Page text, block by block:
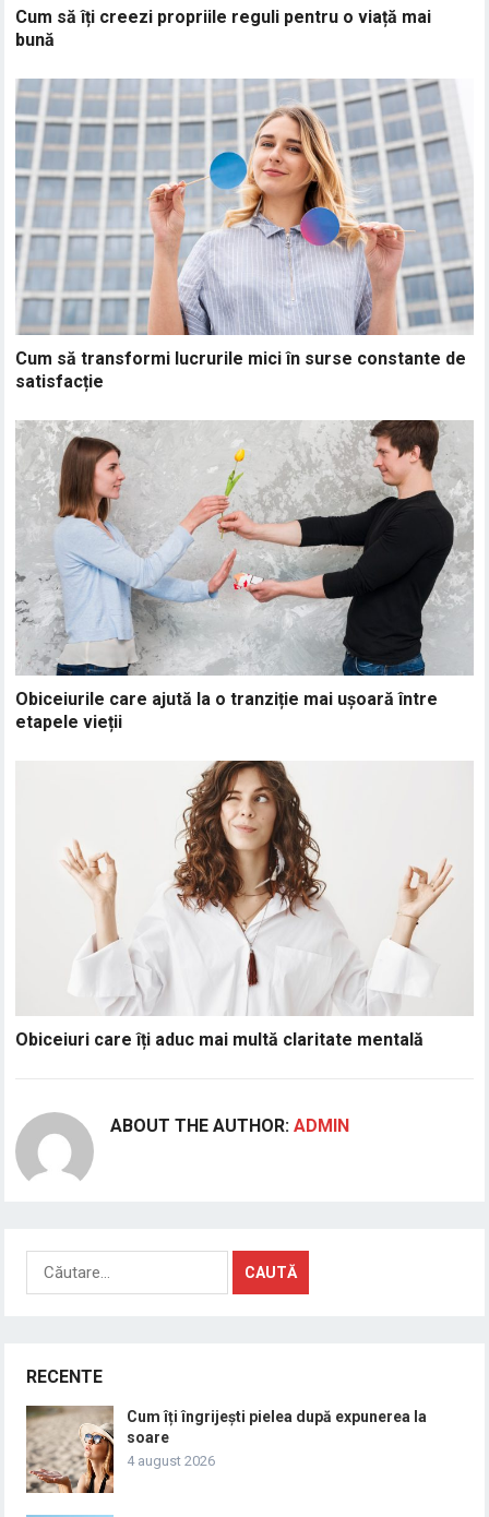
Cum să îți creezi propriile reguli pentru o viață mai
bună
Cum să transformi lucrurile mici în surse constante de
satisfacție
Obiceiurile care ajută la o tranziție mai ușoară între
etapele vieții
Obiceiuri care îți aduc mai multă claritate mentală
ABOUT THE AUTHOR:ADMIN
Caută
RECENTE
Cum îți îngrijești pielea după expunerea la
soare
4 august 2026